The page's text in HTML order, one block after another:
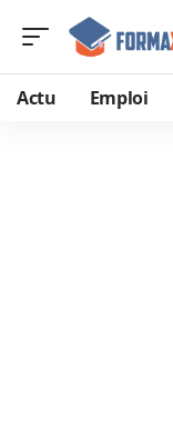
Actu Emploi